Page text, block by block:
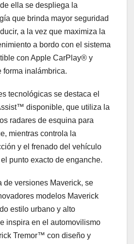
ella se despliega la
que brinda mayor seguridad
a la vez que maximiza la
a bordo con el sistema
con Apple CarPlay® y
inalámbrica.
tecnológicas se destaca el
disponible, que utiliza la
radares de esquina para
mientras controla la
y el frenado del vehículo
punto exacto de enganche.
de versiones Maverick, se
modelos Maverick
estilo urbano y alto
inspira en el automovilismo
Tremor™ con diseño y